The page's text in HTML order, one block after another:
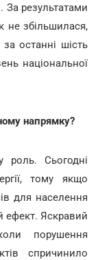
результатами
не збільшилася,
останні шість
національної
напрямку?
роль. Сьогодні
тому якщо
для населення
ефект. Яскравий
порушення
спричинило